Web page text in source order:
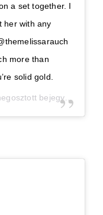
a set together. I
her with any
more than
solid gold.
bejegyzés,